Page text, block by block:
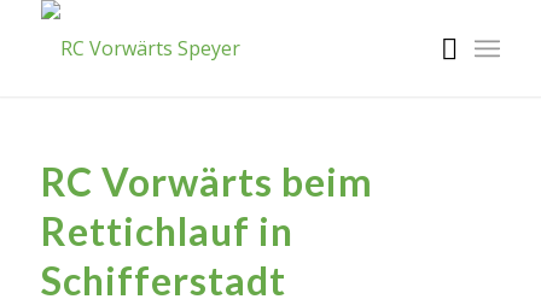
RC Vorwärts beim
Rettichlauf in
Schifferstadt